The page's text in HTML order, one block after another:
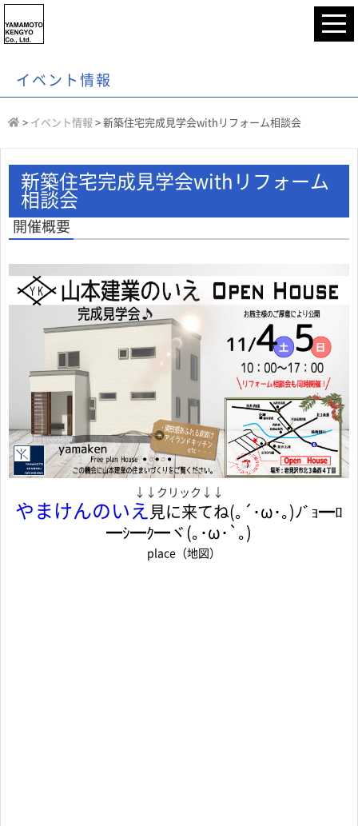
イベント情報
> イベント情報 > 新築住宅完成見学会withリフォーム相談会
新築住宅完成見学会withリフォーム
相談会
開催概要
↓↓クリック↓↓
やまけんのいえ 見に来てね(｡´･ω･｡)ﾉﾞｮ━ﾛ
━ｼ━ｸ━ヾ(｡･ω･`｡)
place（地図）